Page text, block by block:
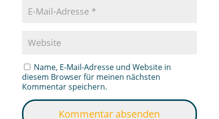
Name, E-Mail-Adresse und Website in
diesem Browser für meinen nächsten
Kommentar speichern.